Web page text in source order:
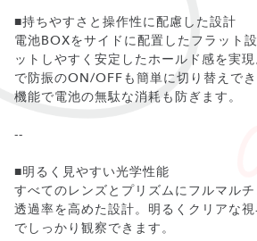
■持ちやすさと操作性に配慮した設計
電池BOXをサイドに配置したフラット
ットしやすく安定したホールド感を実
で防振のON/OFFも簡単に切り替えで
機能で電池の無駄な消耗も防ぎます。
--
■明るく見やすい光学性能
すべてのレンズとプリズムにフルマル
透過率を高めた設計。明るくクリアな
でしっかり観察できます。